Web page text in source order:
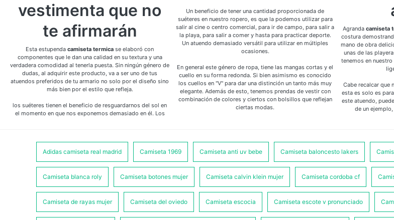
vestimenta que no
te afirmarán
Esta estupendacamiseta termica se elaboró con
componentes que le dan una calidad en su textura y una
verdadera comodidad al tenerla puesta. Sin ningún género de
dudas, al adquirir este producto, va a ser uno de tus
atuendos preferidos de tu armario no solo por el diseño sino
más bien por el estilo que refleja.
los suéteres tienen el beneficio de resguardarnos del sol en
el momento en que nos exponemos demasiado en él. Los
Un beneficio de tener una cantidad proporcionada de
suéteres en nuestro ropero, es que la podemos utilizar para
salir al cine o centro comercial, para ir de campo, para salir a
la playa, para salir a comer y hasta para practicar deporte.
Un atuendo demasiado versátil para utilizar en múltiples
ocasiones.
En general este género de ropa, tiene las mangas cortas y el
cuello en su forma redonda. Si bien asimismo es conocido
los cuellos en "V" para dar una distinción un tanto más muy
elegante. Además de esto, tenemos prendas de vestir con
combinación de colores y ciertos con bolsillos que reflejan
ciertas modas.
Agranda camiseta
costura
mano de obra
unas de las
tenemos en
Cabe recalcar que
esta es solo es
este atuendo,
de un
Adidas camiseta real madrid Camiseta 1969 Camiseta anti uv bebe Camiseta baloncesto lakers
Camiseta blanca roly Camiseta botones mujer Camiseta calvin klein mujer Camiseta cordoba cf
Camiseta de rayas mujer Camiseta del oviedo Camiseta escocia Camiseta escote v pronunciado